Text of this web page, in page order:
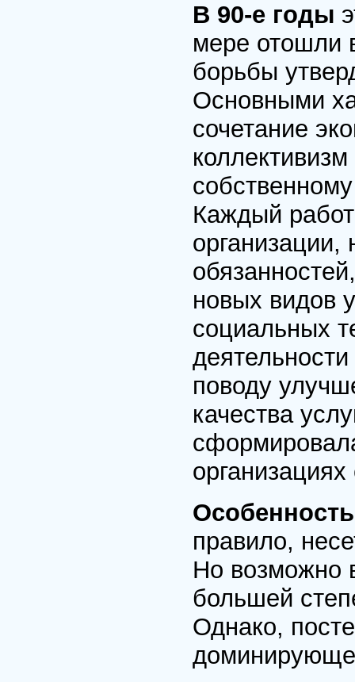
В 90-е годы
мере отошли
борьбы
Основными
сочетание
Каждый
организации,
новых видов
социальных
поводу
качества
правило,
Но возможно
большей
Однако,